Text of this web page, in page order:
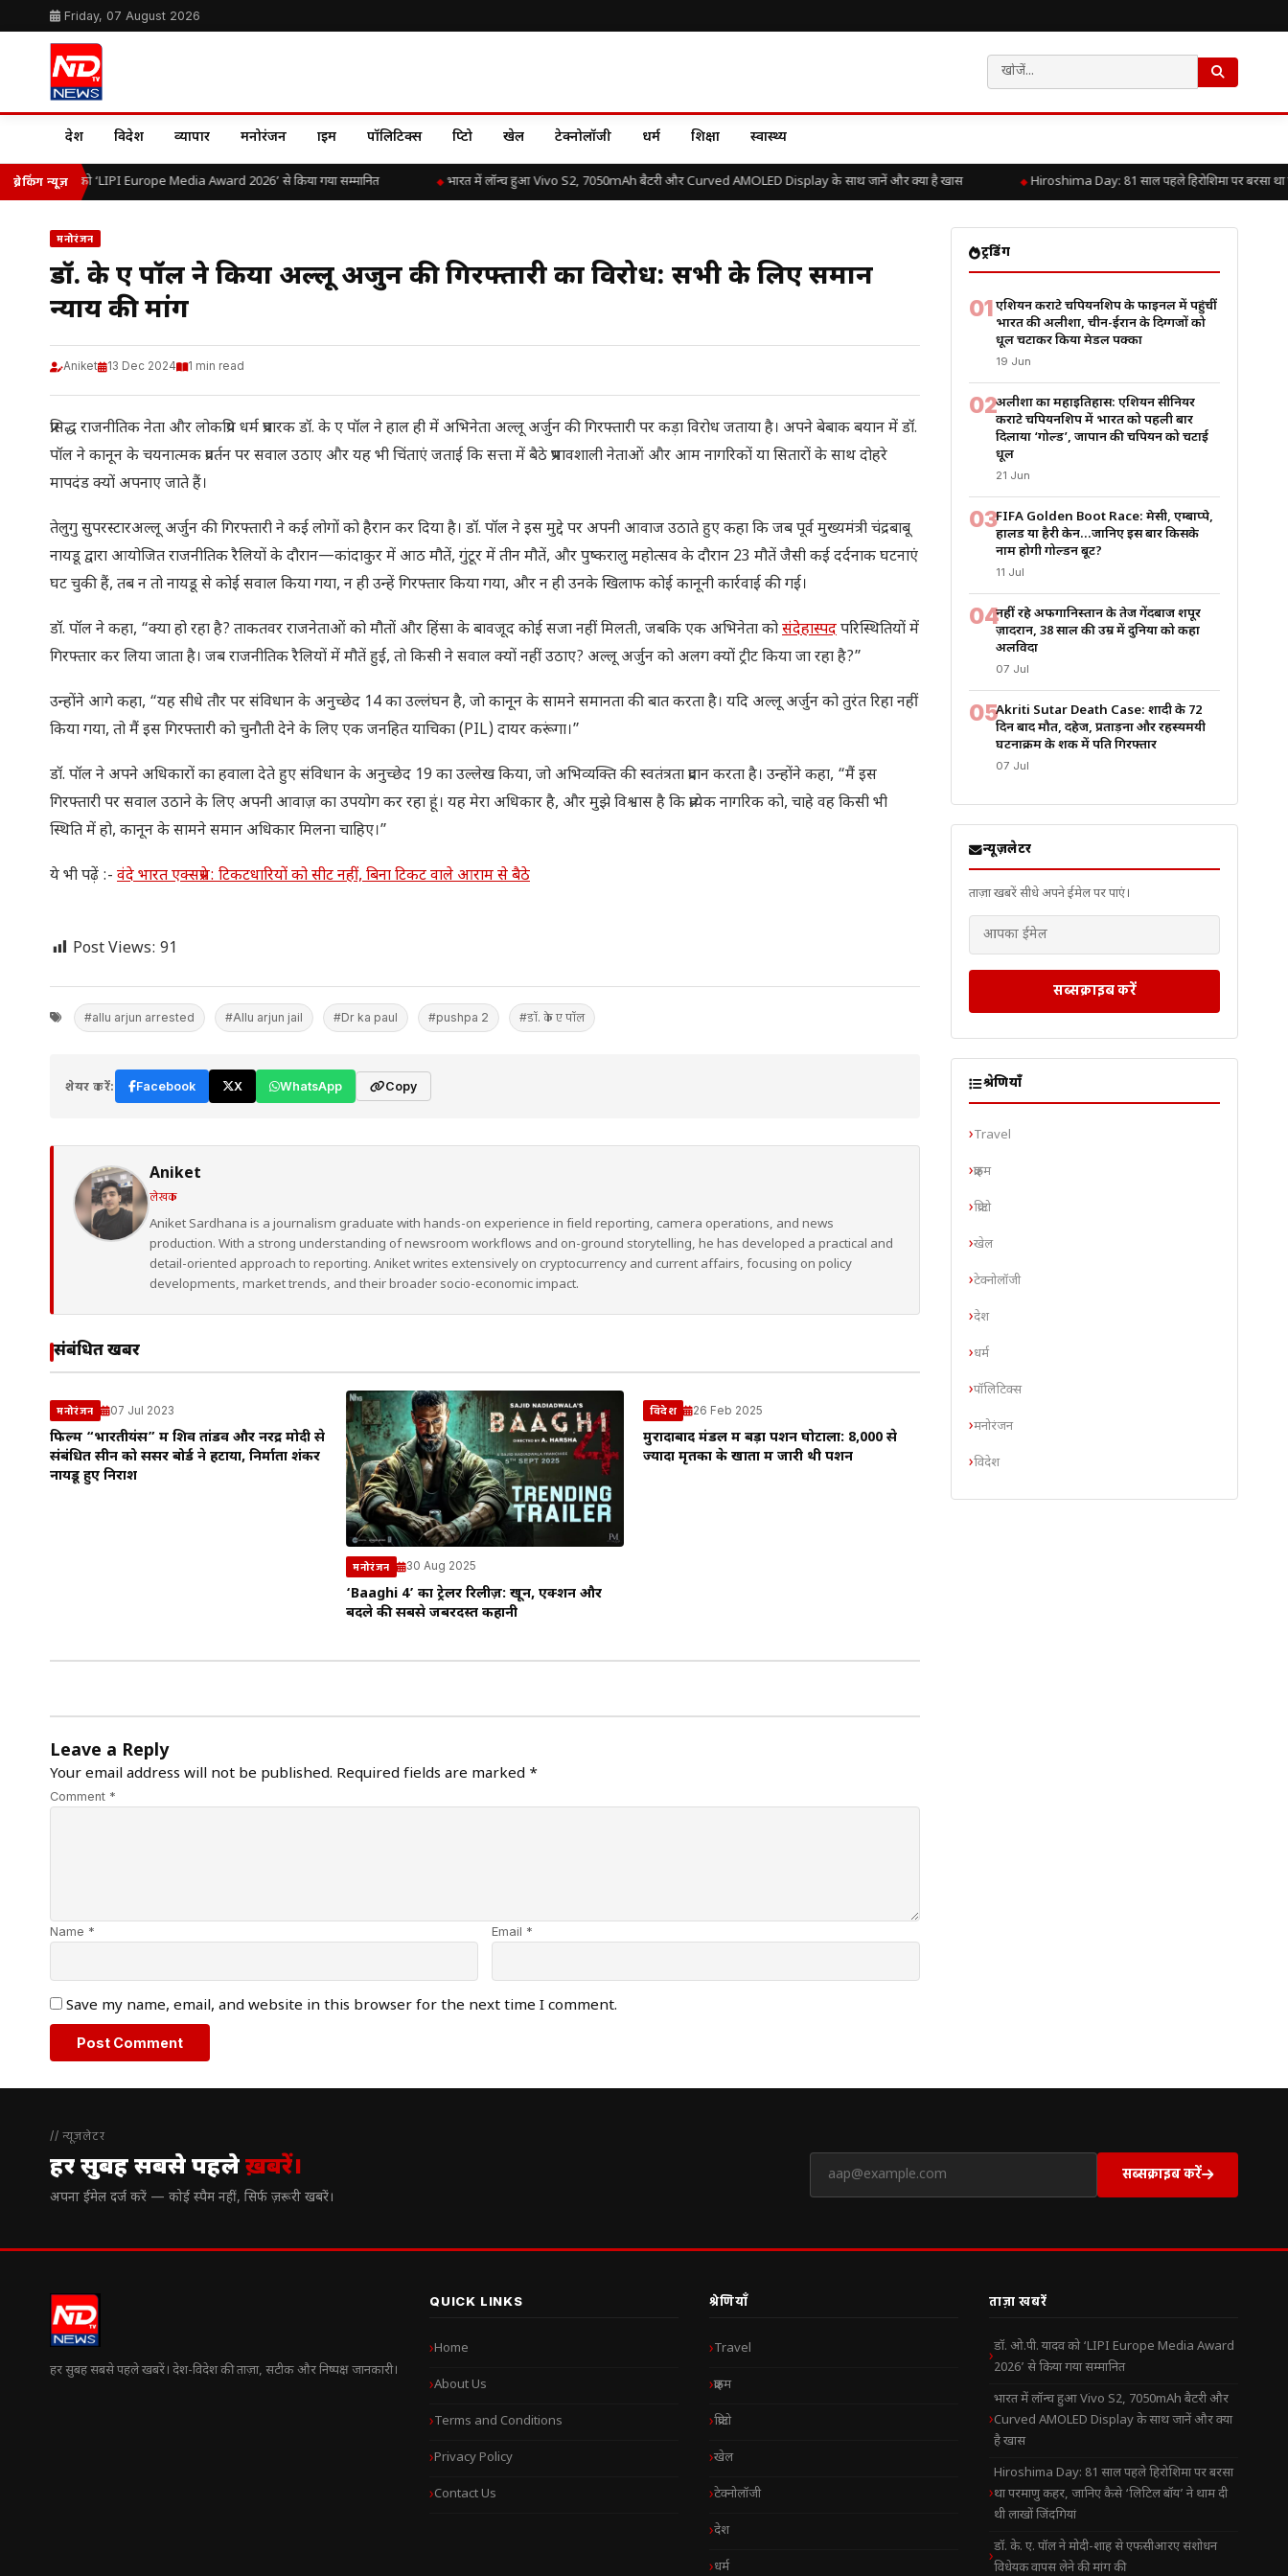
Friday, 07 August 2026
देश विदेश व्यापार मनोरंजन क्राइम पॉलिटिक्स क्रिप्टो खेल टेक्नोलॉजी धर्म शिक्षा स्वास्थ्य
ब्रेकिंग न्यूज़
ओ.पी. यादव को ‘LIPI Europe Media Award 2026’ से किया गया सम्मानित भारत में लॉन्च हुआ Vivo S2, 7050mAh बैटरी और Curved AMOLED Display के साथ जानें और क्या है खास Hiroshima Day: 81 साल पहले हिरोशिमा पर बरसा था
मनोरंजन
डॉ. के ए पॉल ने किया अल्लू अर्जुन की गिरफ्तारी का विरोध: सभी के लिए समान
न्याय की मांग
Aniket 13 Dec 2024 1 min read
प्रसिद्ध राजनीतिक नेता और लोकप्रिय धर्म प्रचारक डॉ. के ए पॉल ने हाल ही में अभिनेता अल्लू अर्जुन की गिरफ्तारी पर कड़ा विरोध जताया है। अपने बेबाक बयान में डॉ.
पॉल ने कानून के चयनात्मक प्रवर्तन पर सवाल उठाए और यह भी चिंताएं जताई कि सत्ता में बैठे प्रभावशाली नेताओं और आम नागरिकों या सितारों के साथ दोहरे
मापदंड क्यों अपनाए जाते हैं।
तेलुगु सुपरस्टारअल्लू अर्जुन की गिरफ्तारी ने कई लोगों को हैरान कर दिया है। डॉ. पॉल ने इस मुद्दे पर अपनी आवाज उठाते हुए कहा कि जब पूर्व मुख्यमंत्री चंद्रबाबू
नायडू द्वारा आयोजित राजनीतिक रैलियों के दौरान—कांदाकुर में आठ मौतें, गुंटूर में तीन मौतें, और पुष्करालु महोत्सव के दौरान 23 मौतें जैसी कई दर्दनाक घटनाएं
घट चुकी हैं, तब न तो नायडू से कोई सवाल किया गया, न ही उन्हें गिरफ्तार किया गया, और न ही उनके खिलाफ कोई कानूनी कार्रवाई की गई।
डॉ. पॉल ने कहा, “क्या हो रहा है? ताकतवर राजनेताओं को मौतों और हिंसा के बावजूद कोई सजा नहीं मिलती, जबकि एक अभिनेता कोसंदेहास्पदपरिस्थितियों में
गिरफ्तार कर लिया जाता है। जब राजनीतिक रैलियों में मौतें हुईं, तो किसी ने सवाल क्यों नहीं उठाए? अल्लू अर्जुन को अलग क्यों ट्रीट किया जा रहा है?”
उन्होंने आगे कहा, “यह सीधे तौर पर संविधान के अनुच्छेद 14 का उल्लंघन है, जो कानून के सामने समानता की बात करता है। यदि अल्लू अर्जुन को तुरंत रिहा नहीं
किया गया, तो मैं इस गिरफ्तारी को चुनौती देने के लिए एक जनहित याचिका (PIL) दायर करूंगा।”
डॉ. पॉल ने अपने अधिकारों का हवाला देते हुए संविधान के अनुच्छेद 19 का उल्लेख किया, जो अभिव्यक्ति की स्वतंत्रता प्रदान करता है। उन्होंने कहा, “मैं इस
गिरफ्तारी पर सवाल उठाने के लिए अपनी आवाज़ का उपयोग कर रहा हूं। यह मेरा अधिकार है, और मुझे विश्वास है कि प्रत्येक नागरिक को, चाहे वह किसी भी
स्थिति में हो, कानून के सामने समान अधिकार मिलना चाहिए।”
ये भी पढ़ें :- वंदे भारत एक्सप्रेस: टिकटधारियों को सीट नहीं, बिना टिकट वाले आराम से बैठे
Post Views: 91
#allu arjun arrested #Allu arjun jail #Dr ka paul #pushpa 2 #डॉ. के ए पॉल
शेयर करें: Facebook X WhatsApp Copy
Aniket
लेखक
Aniket Sardhana is a journalism graduate with hands-on experience in field reporting, camera operations, and news
production. With a strong understanding of newsroom workflows and on-ground storytelling, he has developed a practical and
detail-oriented approach to reporting. Aniket writes extensively on cryptocurrency and current affairs, focusing on policy
developments, market trends, and their broader socio-economic impact.
संबंधित खबरें
मनोरंजन 07 Jul 2023
फिल्म “भारतीयंस” में शिव तांडव और नरेंद्र मोदी से
संबंधित सीन को सेंसर बोर्ड ने हटाया, निर्माता शंकर
नायडू हुए निराश
मनोरंजन 30 Aug 2025
‘Baaghi 4’ का ट्रेलर रिलीज़: खून, एक्शन और
बदले की सबसे जबरदस्त कहानी
विदेश 26 Feb 2025
मुरादाबाद मंडल में बड़ा पेंशन घोटाला: 8,000 से
ज्यादा मृतकों के खातों में जारी थी पेंशन
Leave a Reply
Your email address will not be published. Required fields are marked *
Comment *
Name * Email *
Save my name, email, and website in this browser for the next time I comment.
ट्रेंडिंग
01एशियन कराटे चैंपियनशिप के फाइनल में पहुंचीं
भारत की अलीशा, चीन-ईरान के दिग्गजों को
धूल चटाकर किया मेडल पक्का
19 Jun
02अलीशा का महाइतिहास: एशियन सीनियर
कराटे चैंपियनशिप में भारत को पहली बार
दिलाया ‘गोल्ड’, जापान की चैंपियन को चटाई
धूल
21 Jun
03FIFA Golden Boot Race: मेसी, एम्बाप्पे,
हालैंड या हैरी केन…जानिए इस बार किसके
नाम होगी गोल्डन बूट?
11 Jul
04नहीं रहे अफगानिस्तान के तेज गेंदबाज शपूर
ज़ादरान, 38 साल की उम्र में दुनिया को कहा
अलविदा
07 Jul
05Akriti Sutar Death Case: शादी के 72
दिन बाद मौत, दहेज, प्रताड़ना और रहस्यमयी
घटनाक्रम के शक में पति गिरफ्तार
07 Jul
न्यूज़लेटर
ताज़ा खबरें सीधे अपने ईमेल पर पाएं।
सब्सक्राइब करें
श्रेणियाँ
Travel
क्राइम
क्रिप्टो
खेल
टेक्नोलॉजी
देश
धर्म
पॉलिटिक्स
मनोरंजन
विदेश
// न्यूज़लेटर
हर सुबह सबसे पहलेख़बरें।
अपना ईमेल दर्ज करें — कोई स्पैम नहीं, सिर्फ ज़रूरी खबरें।
सब्सक्राइब करें
हर सुबह सबसे पहले खबरें। देश-विदेश की ताज़ा, सटीक और निष्पक्ष जानकारी।
QUICK LINKS
Home
About Us
Terms and Conditions
Privacy Policy
Contact Us
श्रेणियाँ
Travel
क्राइम
क्रिप्टो
खेल
टेक्नोलॉजी
देश
धर्म
ताज़ा खबरें
डॉ. ओ.पी. यादव को ‘LIPI Europe Media Award
2026’ से किया गया सम्मानित
भारत में लॉन्च हुआ Vivo S2, 7050mAh बैटरी और
Curved AMOLED Display के साथ जानें और क्या
है खास
Hiroshima Day: 81 साल पहले हिरोशिमा पर बरसा
था परमाणु कहर, जानिए कैसे ‘लिटिल बॉय’ ने थाम दी
थी लाखों जिंदगियां
डॉ. के. ए. पॉल ने मोदी-शाह से एफसीआरए संशोधन
विधेयक वापस लेने की मांग की